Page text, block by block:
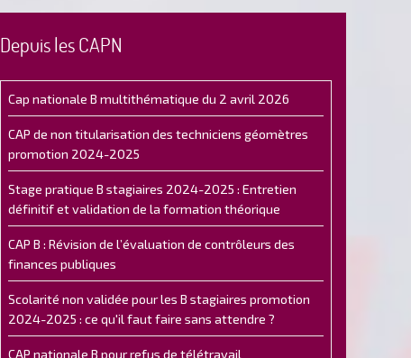
Depuis les CAPN
Cap nationale B multithématique du 2 avril 2026
CAP de non titularisation des techniciens géomètres
promotion 2024-2025
Stage pratique B stagiaires 2024-2025 : Entretien
définitif et validation de la formation théorique
CAP B : Révision de l’évaluation de contrôleurs des
finances publiques
Scolarité non validée pour les B stagiaires promotion
2024-2025 : ce qu'il faut faire sans attendre ?
CAP nationale B pour refus de télétravail